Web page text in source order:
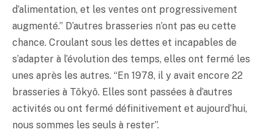
d’alimentation, et les ventes ont progressivement
augmenté.” D’autres brasseries n’ont pas eu cette
chance. Croulant sous les dettes et incapables de
s’adapter à l’évolution des temps, elles ont fermé les
unes après les autres. “En 1978, il y avait encore 22
brasseries à Tôkyô. Elles sont passées à d’autres
activités ou ont fermé définitivement et aujourd’hui,
nous sommes les seuls à rester”.